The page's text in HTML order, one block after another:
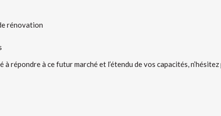
rénovation
répondre à ce futur marché et l’étendu de vos capacités,